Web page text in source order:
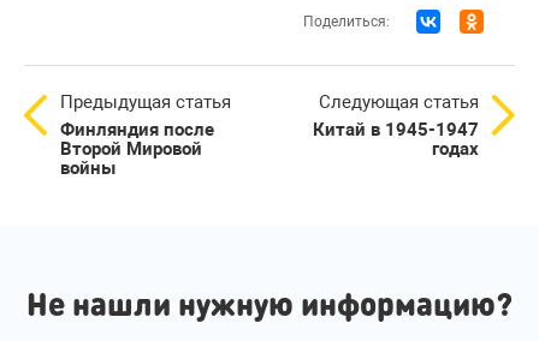
Поделиться:
Предыдущая статья
Финляндия после
Второй Мировой
войны
Следующая статья
Китай в 1945-1947
годах
Не нашли нужную информацию?